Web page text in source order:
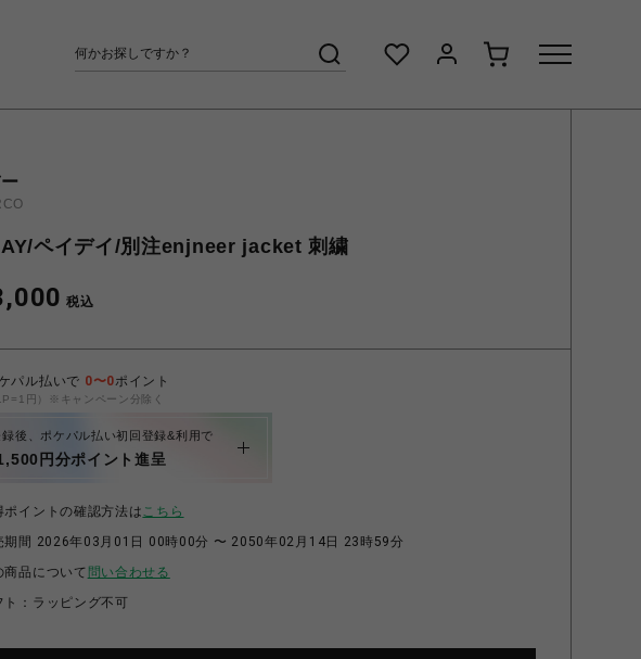
ペイデイ/別注enjneer jacket 刺繍
税込
パル払いで 0〜0ポイント
円）※キャンペーン分除く
後、ポケパル払い初回登録&利用で
円分ポイント進呈
ポイントの確認方法はこちら
期間 2026年03月01日 00時00分 〜 2050年02月14日 23時59分
商品について 問い合わせる
ト：ラッピング不可